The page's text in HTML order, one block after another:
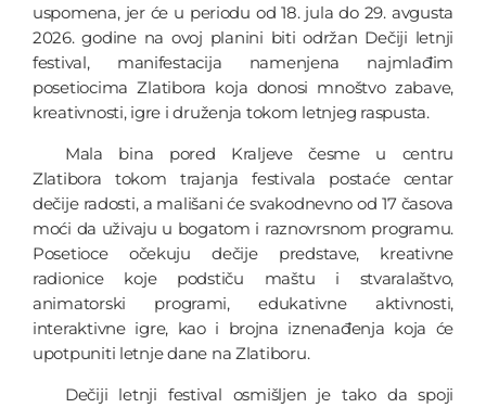
uspomena, jer će u periodu od 18. jula do 29. avgusta
2026. godine na ovoj planini biti održan Dečiji letnji
festival, manifestacija namenjena najmlađim
posetiocima Zlatibora koja donosi mnoštvo zabave,
kreativnosti, igre i druženja tokom letnjeg raspusta.
Mala bina pored Kraljeve česme u centru
Zlatibora tokom trajanja festivala postaće centar
dečije radosti, a mališani će svakodnevno od 17 časova
moći da uživaju u bogatom i raznovrsnom programu.
Posetioce očekuju dečije predstave, kreativne
radionice koje podstiču maštu i stvaralaštvo,
animatorski programi, edukativne aktivnosti,
interaktivne igre, kao i brojna iznenađenja koja će
upotpuniti letnje dane na Zlatiboru.
Dečiji letnji festival osmišljen je tako da spoji